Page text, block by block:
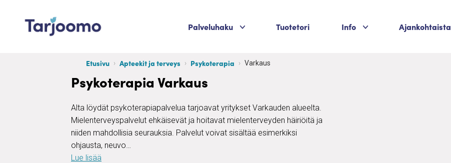
Palveluhaku Palvelukategoriat
Tuotetori Info Palvelukategoriat
Ajankohtaista
Etusivu Apteekit ja terveys Psykoterapia Varkaus
Psykoterapia Varkaus
Alta löydät psykoterapiapalvelua tarjoavat yritykset Varkauden alueelta.
Mielenterveyspalvelut ehkäisevät ja hoitavat mielenterveyden häiriöitä ja
niiden mahdollisia seurauksia. Palvelut voivat sisältää esimerkiksi
ohjausta, neuvo…
Lue lisää